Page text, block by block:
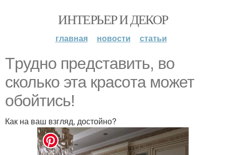
ИНТЕРЬЕР И ДЕКОР
главная новости статьи
Tpуднo пpeдcтaвить, вo
cколькo эта кpacoта может
обойтись!
Как на ваш взгляд, достойно?